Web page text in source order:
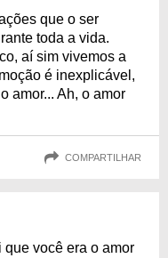
que o ser
toda a vida.
aí sim vivemos a
é inexplicável,
amor... Ah, o amor
COMPARTILHAR
você era o amor